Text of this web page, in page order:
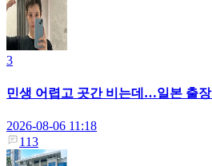
3
민생 어렵고 곳간 비는데…일본 출
2026-08-06 11:18
113